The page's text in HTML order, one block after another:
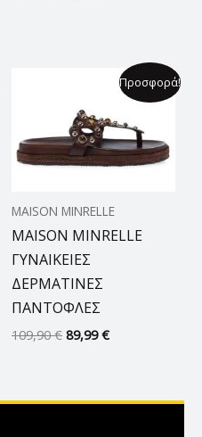
Προσφορά!
MAISON MINRELLE
MAISON MINRELLE
ΓΥΝΑΙΚΕΙΕΣ
ΔΕΡΜΑΤΙΝΕΣ
ΠΑΝΤΟΦΛΕΣ
109,90€
was:
109,90 €.
89,99€
τρέχουσα
είναι:
89,99 €.